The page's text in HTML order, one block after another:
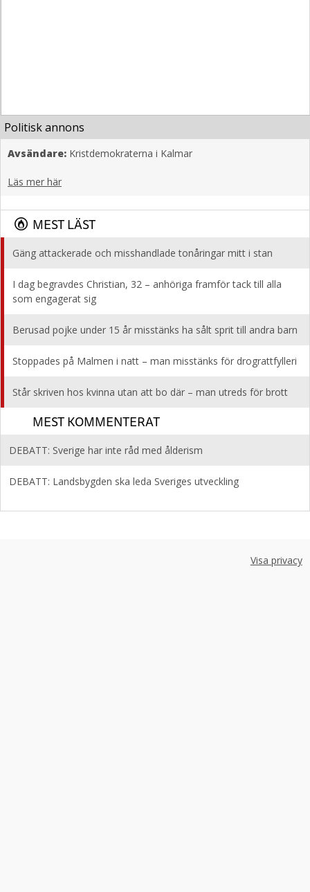
Politisk annons
Avsändare: Kristdemokraterna i Kalmar
Läs mer här
MEST LÄST
Gäng attackerade och misshandlade tonåringar mitt i stan
I dag begravdes Christian, 32 – anhöriga framför tack till alla
som engagerat sig
Berusad pojke under 15 år misstänks ha sålt sprit till andra barn
Stoppades på Malmen i natt – man misstänks för drograttfylleri
Står skriven hos kvinna utan att bo där – man utreds för brott
MEST KOMMENTERAT
DEBATT: Sverige har inte råd med ålderism
DEBATT: Landsbygden ska leda Sveriges utveckling
Visa privacy